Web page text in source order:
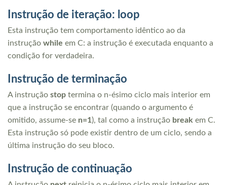
Instrução de iteração: loop
Esta instrução tem comportamento idêntico ao da
instrução while em C: a instrução é executada enquanto a
condição for verdadeira.
Instrução de terminação
A instrução stop termina o n-ésimo ciclo mais interior em
que a instrução se encontrar (quando o argumento é
omitido, assume-se n=1), tal como a instrução break em C.
Esta instrução só pode existir dentro de um ciclo, sendo a
última instrução do seu bloco.
Instrução de continuação